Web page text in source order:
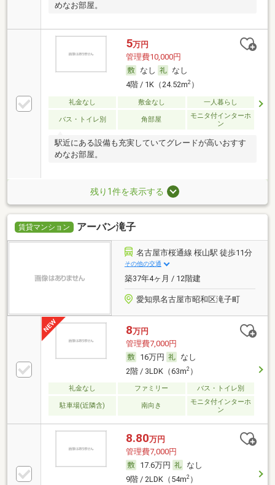
めなお部屋。
5万円
管理費10,000円
なし
なし
4階 / 1K（24.52m2）
礼金なし 敷金なし 一人暮らし
バス・トイレ別 角部屋
モニタ付インターホ
ン
駅近にある設備も充実していてグレードが高いおすす
めなお部屋。
残り1件を表示する
賃貸マンション アーバン滝子
名古屋市桜通線 桜山駅 徒歩11分
その他の交通
築37年4ヶ月 / 12階建
愛知県名古屋市昭和区滝子町
8万円
管理費7,000円
16万円
なし
2階 / 3LDK（63m2）
礼金なし ファミリー バス・トイレ別
駐車場(近隣含) 南向き
モニタ付インターホ
ン
8.80万円
管理費7,000円
17.6万円
なし
9階 / 2LDK（54m2）